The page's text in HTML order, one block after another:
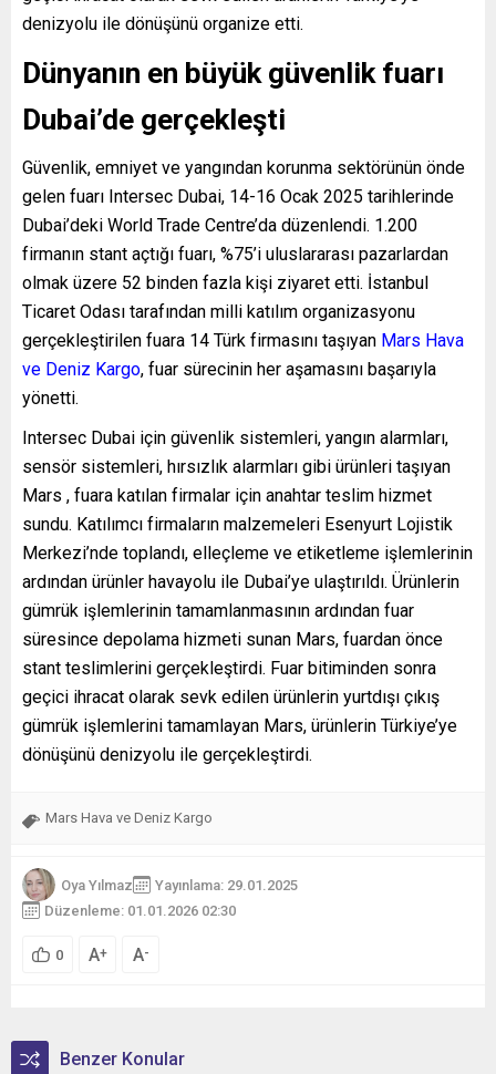
denizyolu ile dönüşünü organize etti.
Dünyanın en büyük güvenlik fuarı
Dubai’de gerçekleşti
Güvenlik, emniyet ve yangından korunma sektörünün önde
gelen fuarı Intersec Dubai, 14-16 Ocak 2025 tarihlerinde
Dubai’deki World Trade Centre’da düzenlendi. 1.200
firmanın stant açtığı fuarı, %75’i uluslararası pazarlardan
olmak üzere 52 binden fazla kişi ziyaret etti. İstanbul
Ticaret Odası tarafından milli katılım organizasyonu
gerçekleştirilen fuara 14 Türk firmasını taşıyan Mars Hava
ve Deniz Kargo, fuar sürecinin her aşamasını başarıyla
yönetti.
Intersec Dubai için güvenlik sistemleri, yangın alarmları,
sensör sistemleri, hırsızlık alarmları gibi ürünleri taşıyan
Mars , fuara katılan firmalar için anahtar teslim hizmet
sundu. Katılımcı firmaların malzemeleri Esenyurt Lojistik
Merkezi’nde toplandı, elleçleme ve etiketleme işlemlerinin
ardından ürünler havayolu ile Dubai’ye ulaştırıldı. Ürünlerin
gümrük işlemlerinin tamamlanmasının ardından fuar
süresince depolama hizmeti sunan Mars, fuardan önce
stant teslimlerini gerçekleştirdi. Fuar bitiminden sonra
geçici ihracat olarak sevk edilen ürünlerin yurtdışı çıkış
gümrük işlemlerini tamamlayan Mars, ürünlerin Türkiye’ye
dönüşünü denizyolu ile gerçekleştirdi.
Mars Hava ve Deniz Kargo
Oya Yılmaz
Yayınlama: 29.01.2025
Düzenleme: 01.01.2026 02:30
0 A+ A-
Benzer Konular